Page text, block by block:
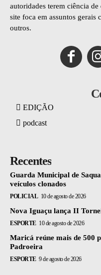
autoridades terem ciência
site foca em assuntos gerais
outros.
EDIÇÃO
podcast
Recentes
Guarda Municipal de
veículos clonados
POLICIAL 10 de agosto de 2026
Nova Iguaçu lança II
ESPORTE 10 de agosto de 2026
Maricá reúne mais de 500
Padroeira
ESPORTE 9 de agosto de 2026